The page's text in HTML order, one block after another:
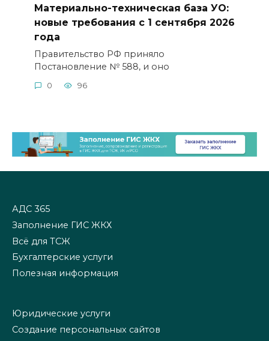
Материально-техническая база УО:
новые требования с 1 сентября 2026
года
Правительство РФ приняло
Постановление № 588, и оно
0 96
АДС 365
Заполнение ГИС ЖКХ
Всё для ТСЖ
Бухгалтерские услуги
Полезная информация
Юридические услуги
Создание персональных сайтов